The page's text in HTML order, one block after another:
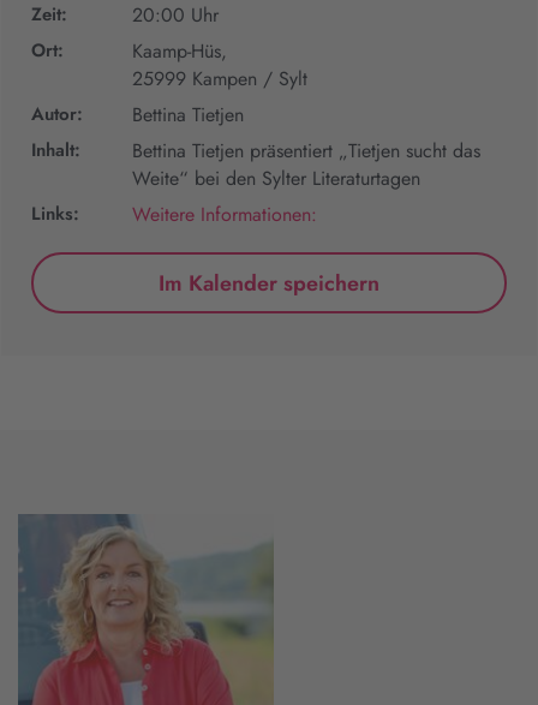
Zeit: 20:00 Uhr
Ort:
Kaamp-Hüs,
25999 Kampen / Sylt
Autor: Bettina Tietjen
Inhalt:
Bettina Tietjen präsentiert „Tietjen sucht das
Weite“ bei den Sylter Literaturtagen
Links: Weitere Informationen:
Im Kalender speichern